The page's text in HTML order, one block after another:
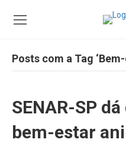
Posts com a Tag
SENAR-SP
bem-estar